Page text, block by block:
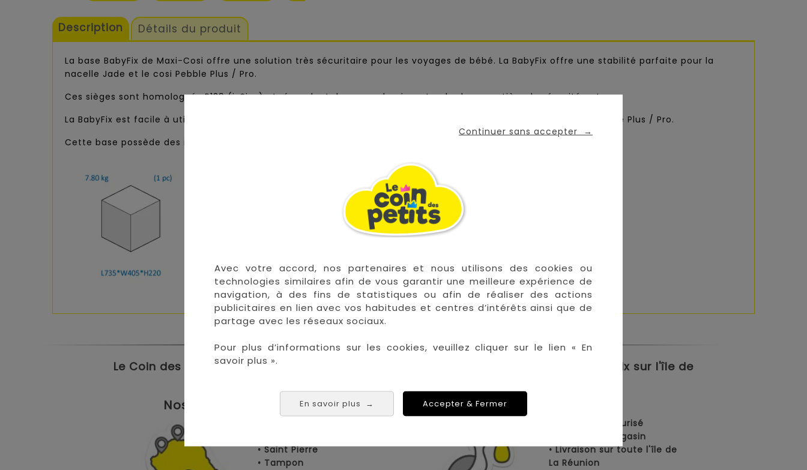
Continuer sans accepter →
Avec votre accord, nos partenaires et nous utilisons des cookies ou
technologies similaires afin de vous garantir une meilleure expérience de
navigation, à des fins de statistiques ou afin de réaliser des actions
publicitaires en lien avec vos habitudes et centres d’intérêts ainsi que de
partage avec les réseaux sociaux.
Pour plus d’informations sur les cookies, veuillez cliquer sur le lien « En
savoir plus ».
En savoir plus → Accepter & Fermer
Description Détails du produit
La base BabyFix de Maxi-Cosi offre une solution très sécuritaire pour les voyages de bébé. La BabyFix offre une stabilité parfaite pour la
nacelle Jade et le cosi Pebble Plus / Pro.
Ces sièges sont homologués R129 (i-Size) et répondent donc aux derniers standards en matière de sécurité auto.
La BabyFix est facile à utiliser grâce à ses fixations ISOFIX et des systèmes ultra intuitifs pour installer Jade et Pebble Plus / Pro.
Cette base possède des indicateurs visuels et sonores pour confirmer la bonne installation de la nacelle et du cosi.
Le Coin des Petits propose les plus grandes marques de puériculture aux meilleurs prix sur l'île de
Nos magasins à La Réunion : Achat en ligne :
• Saint Pierre
• Tampon
• Paiement sécurisé
• Retrait en magasin
• Livraison sur toute l'île de
La Réunion